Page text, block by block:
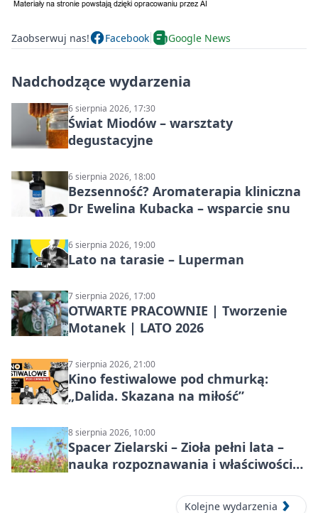
Zaobserwuj nas! Facebook Google News
Nadchodzące wydarzenia
6 sierpnia 2026, 17:30
Świat Miodów – warsztaty
degustacyjne
6 sierpnia 2026, 18:00
Bezsenność? Aromaterapia kliniczna
Dr Ewelina Kubacka – wsparcie snu
6 sierpnia 2026, 19:00
Lato na tarasie – Luperman
7 sierpnia 2026, 17:00
OTWARTE PRACOWNIE | Tworzenie
Motanek | LATO 2026
7 sierpnia 2026, 21:00
Kino festiwalowe pod chmurką:
„Dalida. Skazana na miłość”
8 sierpnia 2026, 10:00
Spacer Zielarski – Zioła pełni lata –
nauka rozpoznawania i właściwości
Kolejne wydarzenia